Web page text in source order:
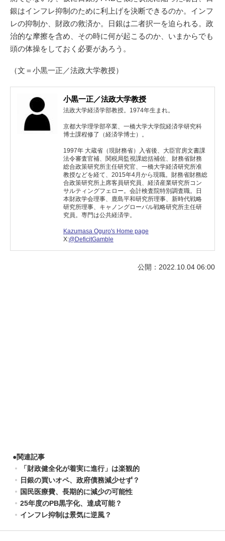
銀はインフレ抑制のために利上げを決断できるのか。インフ
レの抑制か、財政の救済か。日銀は二者択一を迫られる。政
治的な摩擦を含め、その時に何が起こるのか、いまからでも
頭の体操をしておく必要があろう。
（文＝小黒一正／法政大学教授）
小黒一正／法政大学教授
法政大学経済学部教授。1974年生まれ。
京都大学理学部卒業、一橋大学大学院経済学研究科
博士課程修了（経済学博士）。
1997年 大蔵省（現財務省）入省後、大臣官房文書課
法令審査官補、関税局監視課総括補佐、財務省財務
総合政策研究所主任研究官、一橋大学経済研究所准
教授などを経て、2015年4月から現職。財務省財務総
合政策研究所上席客員研究員、経済産業研究所コン
サルティングフェロー。会計検査院特別調査職。日
本財政学会理事、鹿島平和研究所理事、新時代戦略
研究所理事、キャノングローバル戦略研究所主任研
究員。専門は公共経済学。
Kazumasa Oguro's Home page
X:@DeficitGamble
公開：2022.10.04 06:00
●関連記事
「財政健全化が着実に進行」は楽観的
日銀の買いオペ、政府債務減少せず？
国民医療費、長期的に減少の可能性
25年度のPB黒字化、達成可能？
インフレ抑制は景気に逆風？